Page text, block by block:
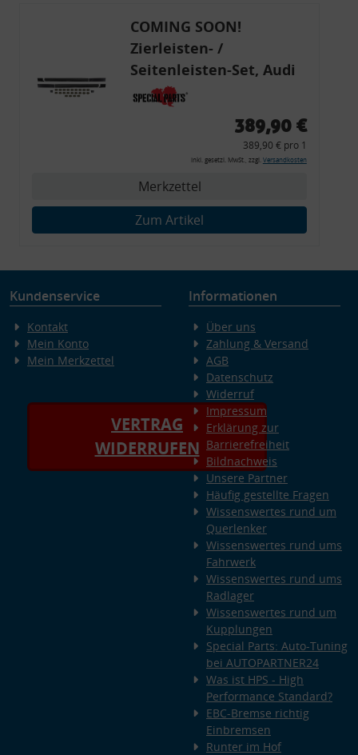
COMING SOON!
Zierleisten- /
Seitenleisten-Set, Audi
80 Cabrio, Coupe, S2, (6x
Zierleiste, 2x Kappe,
Montagewerkzeug)
389,90 €
389,90 € pro 1
inkl. gesetzl. MwSt., zzgl. Versandkosten
Merkzettel
Zum Artikel
Kundenservice
Kontakt
Mein Konto
Mein Merkzettel
VERTRAG
WIDERRUFEN
Informationen
Über uns
Zahlung & Versand
AGB
Datenschutz
Widerruf
Impressum
Erklärung zur
Barrierefreiheit
Bildnachweis
Unsere Partner
Häufig gestellte Fragen
Wissenswertes rund um
Querlenker
Wissenswertes rund ums
Fahrwerk
Wissenswertes rund ums
Radlager
Wissenswertes rund um
Kupplungen
Special Parts: Auto-Tuning
bei AUTOPARTNER24
Was ist HPS - High
Performance Standard?
EBC-Bremse richtig
Einbremsen
Runter im Hof